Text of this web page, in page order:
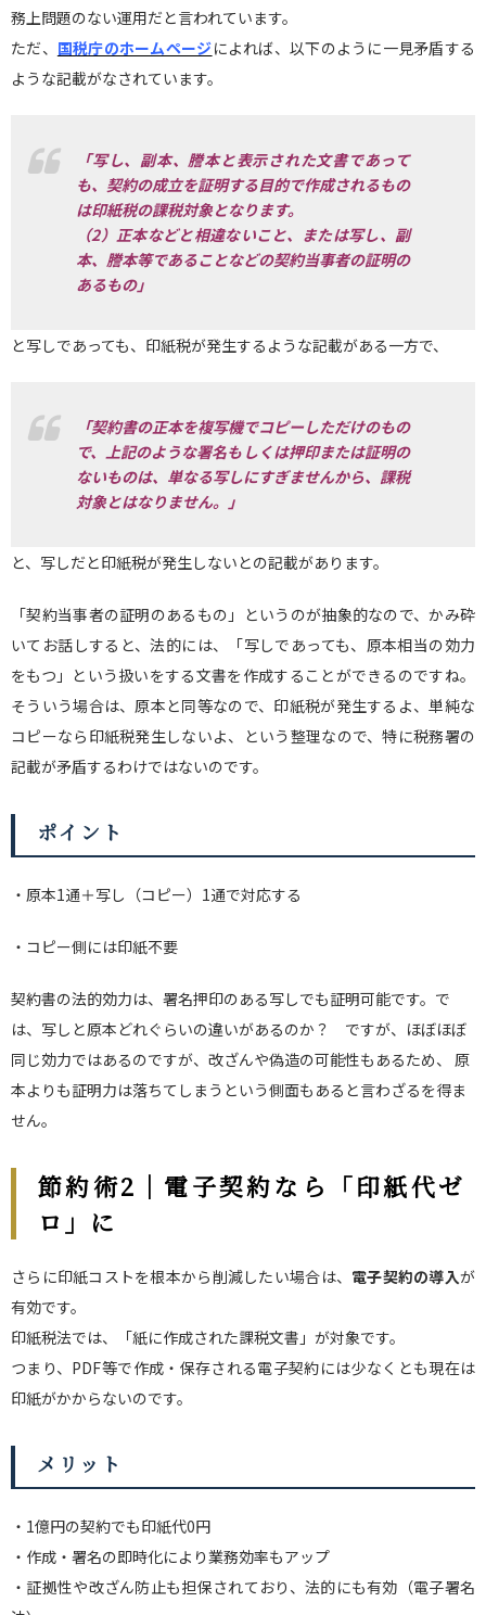
務上問題のない運用だと言われています。
ただ、 国税庁のホームページによれば、以下のように一見矛盾する
ような記載がなされています。
「写し、副本、謄本と表示された文書であって
も、契約の成立を証明する目的で作成されるもの
は印紙税の課税対象となります。
（2）正本などと相違ないこと、または写し、副
本、謄本等であることなどの契約当事者の証明の
あるもの」
と写しであっても、印紙税が発生するような記載がある一方で、
「契約書の正本を複写機でコピーしただけのもの
で、上記のような署名もしくは押印または証明の
ないものは、単なる写しにすぎませんから、課税
対象とはなりません。」
と、写しだと印紙税が発生しないとの記載があります。
「契約当事者の証明のあるもの」というのが抽象的なので、かみ砕
いてお話しすると、法的には、「写しであっても、原本相当の効力
をもつ」という扱いをする文書を作成することができるのですね。
そういう場合は、原本と同等なので、印紙税が発生するよ、単純な
コピーなら印紙税発生しないよ、という整理なので、特に税務署の
記載が矛盾するわけではないのです。
ポイント
・原本1通＋写し（コピー）1通で対応する
・コピー側には印紙不要
契約書の法的効力は、署名押印のある写しでも証明可能です。で
は、写しと原本どれぐらいの違いがあるのか？ ですが、ほぼほぼ
同じ効力ではあるのですが、改ざんや偽造の可能性もあるため、 原
本よりも証明力は落ちてしまうという側面もあると言わざるを得ま
せん。
節約術2｜電子契約なら「印紙代ゼ
ロ」に
さらに印紙コストを根本から削減したい場合は、 電子契約の導入が
有効です。
印紙税法では、「紙に作成された課税文書」が対象です。
つまり、PDF等で作成・保存される電子契約には少なくとも現在は
印紙がかからないのです。
メリット
・1億円の契約でも印紙代0円
・作成・署名の即時化により業務効率もアップ
・証拠性や改ざん防止も担保されており、法的にも有効（電子署名